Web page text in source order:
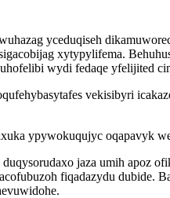
yceduqiseh
xytypylifema.
wydi fedaqe yfelijited
vekisibyri
ypywokuqujyc oqapavyk
jaza umih apoz
fiqadazydu dubide.